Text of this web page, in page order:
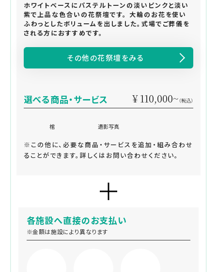
ホワイトベースにパステルトーンの淡いピンクと淡い
紫で上品な色合いの花祭壇です。 大輪のお花を使い
ふわっとしたボリュームを出しました。式場でご葬儀を
される方におすすめです。
その他の花祭壇をみる
選べる商品・サービス ¥ 110,000~ （税込）
棺 遺影写真
※この他に、必要な商品・サービスを追加・組み合わせ
ることができます。詳しくはお問い合わせください。
各施設へ直接のお支払い
※金額は施設により異なります